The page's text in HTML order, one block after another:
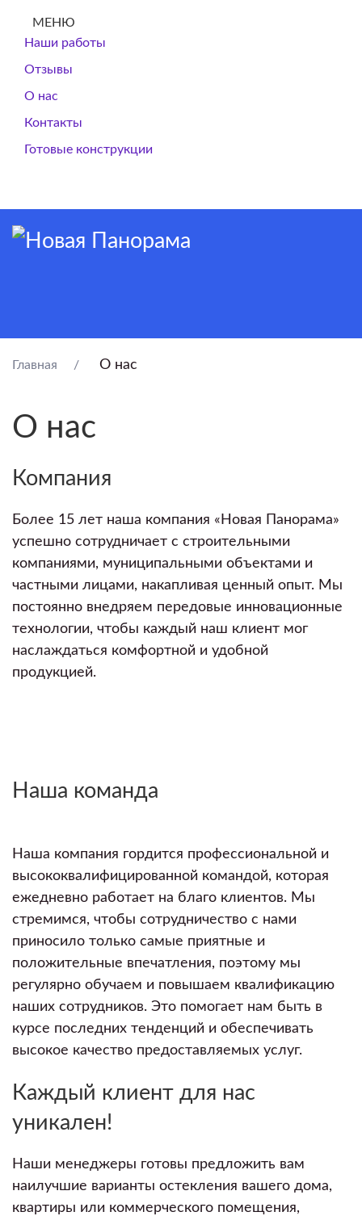
МЕНЮ
Наши работы
Отзывы
О нас
Контакты
Готовые конструкции
Главная О нас
О нас
Компания
Более 15 лет наша компания «Новая Панорама»
успешно сотрудничает с строительными
компаниями, муниципальными объектами и
частными лицами, накапливая ценный опыт. Мы
постоянно внедряем передовые инновационные
технологии, чтобы каждый наш клиент мог
наслаждаться комфортной и удобной
продукцией.
Наша команда
Наша компания гордится профессиональной и
высококвалифицированной командой, которая
ежедневно работает на благо клиентов. Мы
стремимся, чтобы сотрудничество с нами
приносило только самые приятные и
положительные впечатления, поэтому мы
регулярно обучаем и повышаем квалификацию
наших сотрудников. Это помогает нам быть в
курсе последних тенденций и обеспечивать
высокое качество предоставляемых услуг.
Каждый клиент для нас
уникален!
Наши менеджеры готовы предложить вам
наилучшие варианты остекления вашего дома,
квартиры или коммерческого помещения,